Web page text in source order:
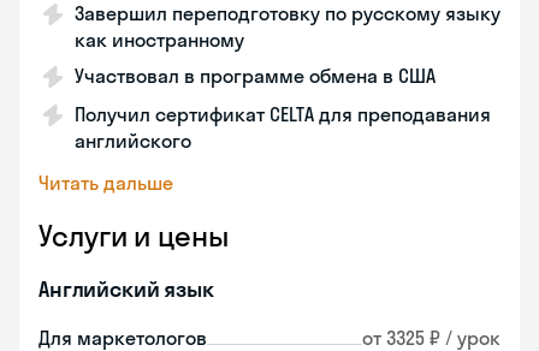
Завершил переподготовку по русскому языку
как иностранному
Участвовал в программе обмена в США
Получил сертификат CELTA для преподавания
английского
Читать дальше
Услуги и цены
Английский язык
Для маркетологов от 3325 ₽ / урок